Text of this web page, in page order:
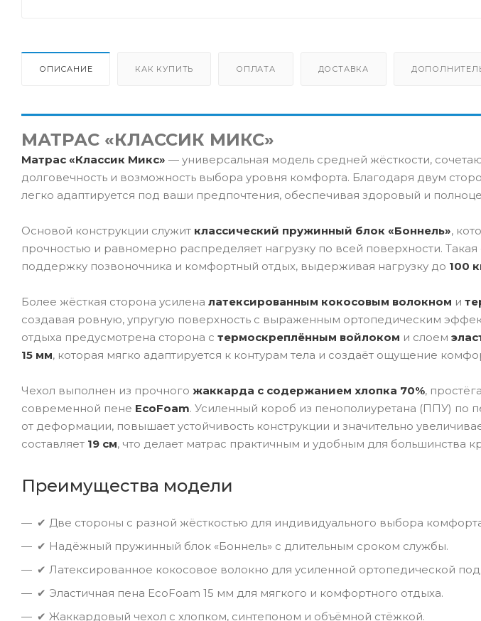
ОПИСАНИЕ КАК КУПИТЬ ОПЛАТА ДОСТАВКА
МАТРАС «КЛАССИК МИКС»
Матрас «Классик Микс» — универсальная модель средней жёсткости,
долговечность и возможность выбора уровня комфорта. Благодаря двум
легко адаптируется под ваши предпочтения, обеспечивая здоровый и
Основой конструкции служит классический пружинный блок «Боннель»,
прочностью и равномерно распределяет нагрузку по всей поверхности.
поддержку позвоночника и комфортный отдых, выдерживая нагрузку до 100
Более жёсткая сторона усилена латексированным кокосовым волокном и
создавая ровную, упругую поверхность с выраженным ортопедическим
отдыха предусмотрена сторона с термоскреплённым войлоком и слоем
15 мм, которая мягко адаптируется к контурам тела и создаёт ощущение
Чехол выполнен из прочного жаккарда с содержанием хлопка 70%,
современной пене EcoFoam. Усиленный короб из пенополиуретана (ППУ) по
от деформации, повышает устойчивость конструкции и значительно
составляет 19 см, что делает матрас практичным и удобным для большинства
Преимущества модели
✔ Две стороны с разной жёсткостью для индивидуального выбора
✔ Надёжный пружинный блок «Боннель» с длительным сроком службы.
✔ Латексированное кокосовое волокно для усиленной ортопедической
✔ Эластичная пена EcoFoam 15 мм для мягкого и комфортного отдыха.
✔ Жаккардовый чехол с хлопком, синтепоном и объёмной стёжкой.